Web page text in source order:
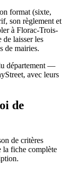
format (sixte,
son règlement et
à Florac-Trois-
laisser les
de mairies.
département —
avec leurs
de
de critères
la fiche complète